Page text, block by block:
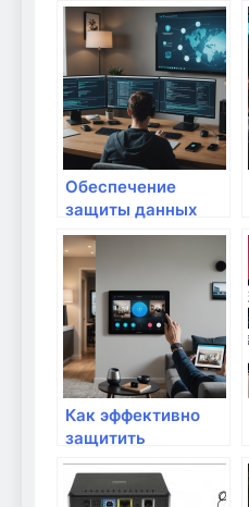
использовании
торрент-трекеров:
как сохранять
анонимность и
защиту
Обеспечение
защиты данных
при использовании
домашних облаков:
полный гид для
надежной
безопасности
Как эффективно
защитить
приватность при
использовании